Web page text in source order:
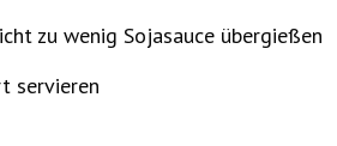
zu wenig Sojasauce übergießen
servieren